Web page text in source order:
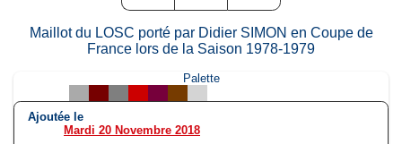
Maillot du LOSC porté par Didier SIMON en Coupe de
France lors de la Saison 1978-1979
Palette
Ajoutée le
Mardi 20 Novembre 2018